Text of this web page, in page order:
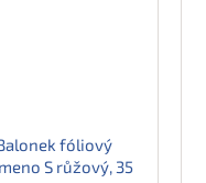
fóliový
S růžový, 35